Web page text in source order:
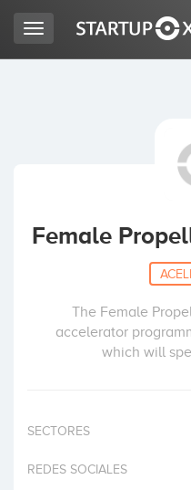
ACCESO
Invertir
Toggle
navigation
Female
The Female
accelerator
which will
SECTORES
REDES SOCIALES